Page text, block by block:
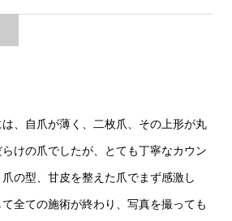
、自爪が薄く、二枚爪、その上形が丸
けの爪でしたが、とても丁寧なカウン
の型、甘皮を整えた爪でまず感激し
全ての施術が終わり、写真を撮っても